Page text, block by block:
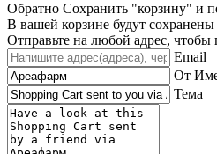
Обратно Сохранить "корзину" и
В вашей корзине будут
Отправьте на любой адрес, чтобы
Email
От
Тема